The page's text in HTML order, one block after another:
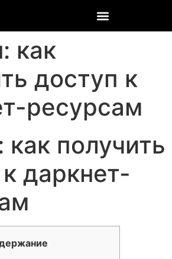
как
доступ к
ресурсам
как получить
даркнет-